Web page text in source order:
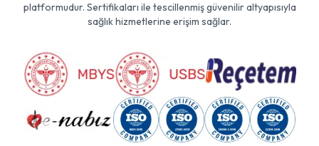
platformudur. Sertifikaları ile tescillenmiş güvenilir altyapısıyla
sağlık hizmetlerine erişim sağlar.